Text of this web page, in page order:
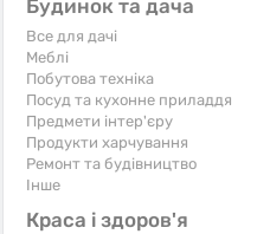
Будинок та дача
Все для дачі
Меблі
Побутова техніка
Посуд та кухонне приладдя
Предмети інтер'єру
Продукти харчування
Ремонт та будівництво
Iнше
Краса і здоров'я